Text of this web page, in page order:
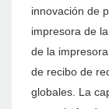
innovación de
impresora de
de la
de recibo de
globales. La